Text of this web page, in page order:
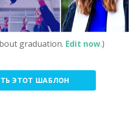
graduation. Edit now.)
ЭТОТ ШАБЛОН